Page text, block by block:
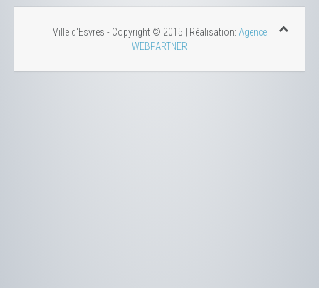
Ville d'Esvres - Copyright © 2015 | Réalisation: Agence
WEBPARTNER